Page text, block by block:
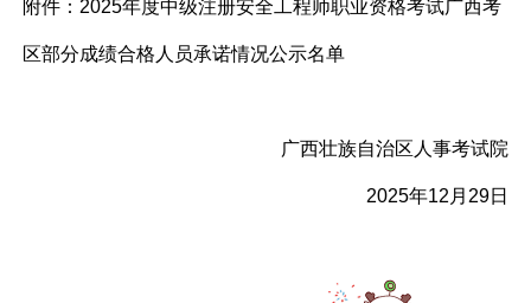
附件： 2025年度中级注册安全工程师职业资格考试广西考
区部分成绩合格人员承诺情况公示名单
广西壮族自治区人事考试院
2025年12 月 29日